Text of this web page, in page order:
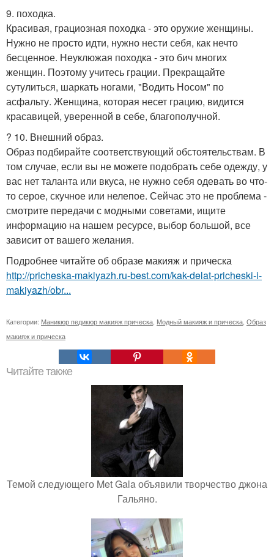
9. походка.
Красивая, грациозная походка - это оружие женщины.
Нужно не просто идти, нужно нести себя, как нечто
бесценное. Неуклюжая походка - это бич многих
женщин. Поэтому учитесь грации. Прекращайте
сутулиться, шаркать ногами, "Водить Носом" по
асфальту. Женщина, которая несет грацию, видится
красавицей, уверенной в себе, благополучной.
? 10. Внешний образ.
Образ подбирайте соответствующий обстоятельствам. В
том случае, если вы не можете подобрать себе одежду, у
вас нет таланта или вкуса, не нужно себя одевать во что-
то серое, скучное или нелепое. Сейчас это не проблема -
смотрите передачи с модными советами, ищите
информацию на нашем ресурсе, выбор большой, все
зависит от вашего желания.
Подробнее читайте об образе макияж и прическа
http://pricheska-makiyazh.ru-best.com/kak-delat-pricheski-i-
makiyazh/obr...
Категории: Маникюр педикюр макияж прическа Модный макияж и прическа Образ
макияж и прическа
Читайте также
Темой следующего Met Gala объявили творчество джона
Гальяно.